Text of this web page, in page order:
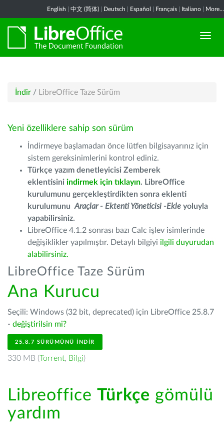
English 中文 (简体) Deutsch Español Français Italiano More...
İndir / LibreOffice Taze Sürüm
Yeni özelliklere sahip son sürüm
İndirmeye başlamadan önce lütfen bilgisayarınız için
sistem gereksinimlerini kontrol ediniz.
Türkçe yazım denetleyicisi Zemberek
eklentisini indirmek için tıklayın. LibreOffice
kurulumunu gerçekleştirdikten sonra eklenti
kurulumunu Araçlar - Ektenti Yöneticisi -Ekle yoluyla
yapabilirsiniz.
LibreOffice 4.1.2 sonrası bazı Calc işlev isimlerinde
değişiklikler yapılmıştır. Detaylı bilgiyi ilgili duyurudan
alabilirsiniz.
LibreOffice Taze Sürüm
Ana Kurucu
Seçili: Windows (32 bit, deprecated) için LibreOffice 25.8.7
- değiştirilsin mi?
25.8.7 SÜRÜMÜNÜ İNDIR
330 MB (Torrent, Bilgi)
Libreoffice Türkçe gömülü
yardım